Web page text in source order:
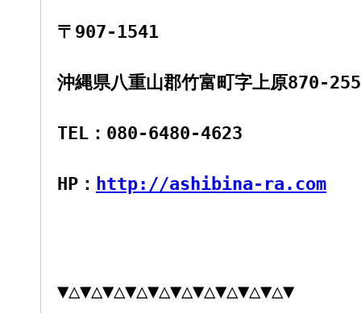
〒907-1541
沖縄県八重山郡竹富町字上原870-
TEL：080-6480-4623
HP： http://ashibina-ra.com
▼△▼△▼△▼△▼△▼△▼△▼△▼△▼△▼